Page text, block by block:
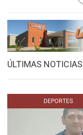
ÚLTIMAS NOTICIAS
DEPORTES